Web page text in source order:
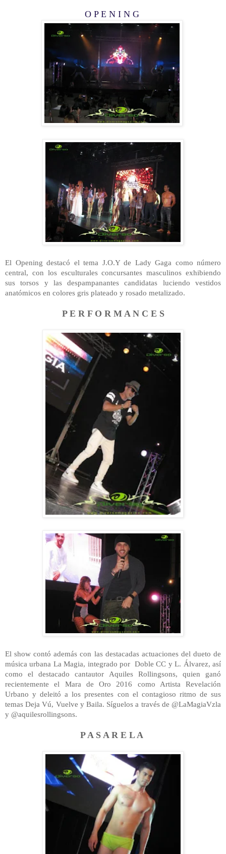
O P E N I N G
El Opening destacó el tema J.O.Y de Lady Gaga como número
central, con los esculturales concursantes masculinos exhibiendo
sus torsos y las despampanantes candidatas luciendo vestidos
anatómicos en colores gris plateado y rosado metalizado.
P E R F O R M A N C E S
El show contó además con las destacadas actuaciones del dueto de
música urbana La Magia, integrado por Doble CC y L. Álvarez, así
como el destacado cantautor Aquiles Rollingsons, quien ganó
recientemente el Mara de Oro 2016 como Artista Revelación
Urbano y deleitó a los presentes con el contagioso ritmo de sus
temas Deja Vú, Vuelve y Baila. Síguelos a través de @LaMagiaVzla
y @aquilesrollingsons.
P A S A R E L A